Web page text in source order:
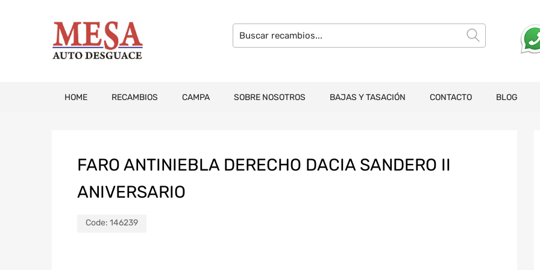
HOME RECAMBIOS CAMPA SOBRE NOSOTROS BAJAS Y TASACIÓN CONTACTO BLOG
FARO ANTINIEBLA DERECHO DACIA SANDERO II
ANIVERSARIO
Code: 146239